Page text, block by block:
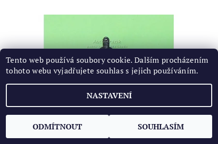
ŠROUB 4,2X16
Tento web používá soubory cookie. Dalším procházením
tohoto webu vyjadřujete souhlas s jejich používáním.
NASTAVENÍ
ODMÍTNOUT SOUHLASÍM